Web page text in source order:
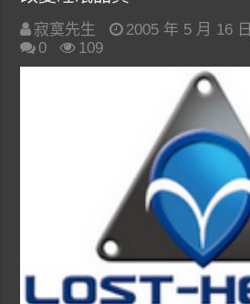
寂寞先生 2005 年 5 月 16 日
0
109